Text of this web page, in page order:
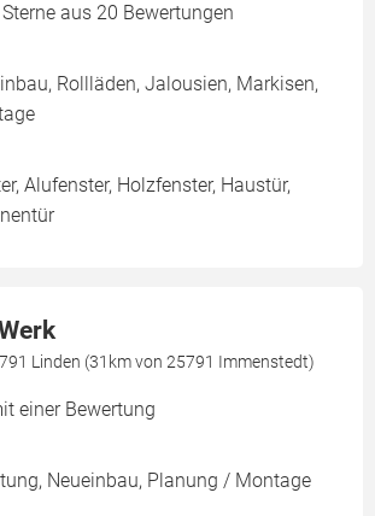
Sterne aus 20 Bewertungen
Rollläden, Jalousien, Markisen,
Alufenster, Holzfenster, Haustür,
Linden (31km von 25791 Immenstedt)
einer Bewertung
Neueinbau, Planung / Montage